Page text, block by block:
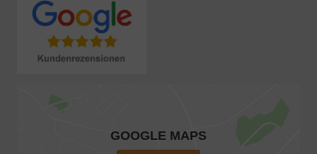
GOOGLE MAPS